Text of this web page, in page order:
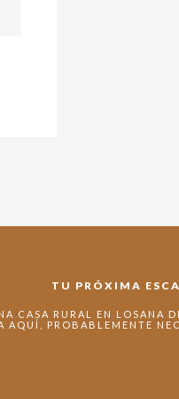
TU PRÓXIMA
CASA RURAL EN LOSANA
AQUÍ, PROBABLEMENTE